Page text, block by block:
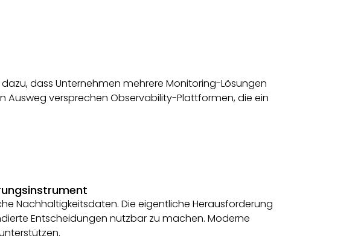
dass Unternehmen mehrere Monitoring-Lösungen
Ausweg versprechen Observability-Plattformen, die ein
Nachhaltigkeitsdaten. Die eigentliche Herausforderung
Entscheidungen nutzbar zu machen. Moderne